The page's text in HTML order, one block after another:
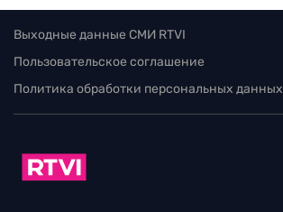
Выходные данные СМИ RTVI
Пользовательское соглашение
Политика обработки персональных данных